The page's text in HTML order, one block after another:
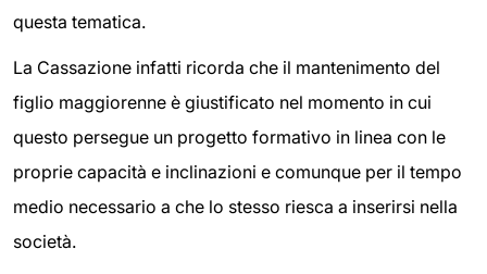
questa tematica.
La Cassazione infatti ricorda che il mantenimento del
figlio maggiorenne è giustificato nel momento in cui
questo persegue un progetto formativo in linea con le
proprie capacità e inclinazioni e comunque per il tempo
medio necessario a che lo stesso riesca a inserirsi nella
società.